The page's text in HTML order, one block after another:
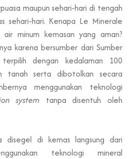
maupun sehari-hari di tengah
sehari-hari. Kenapa Le Minerale
air minum kemasan yang aman?
karena bersumber dari Sumber
dengan kedalaman 100
serta dibotolkan secara
menggunakan teknologi
system tanpa disentuh oleh
disegel di kemas langsung dari
teknologi mineral